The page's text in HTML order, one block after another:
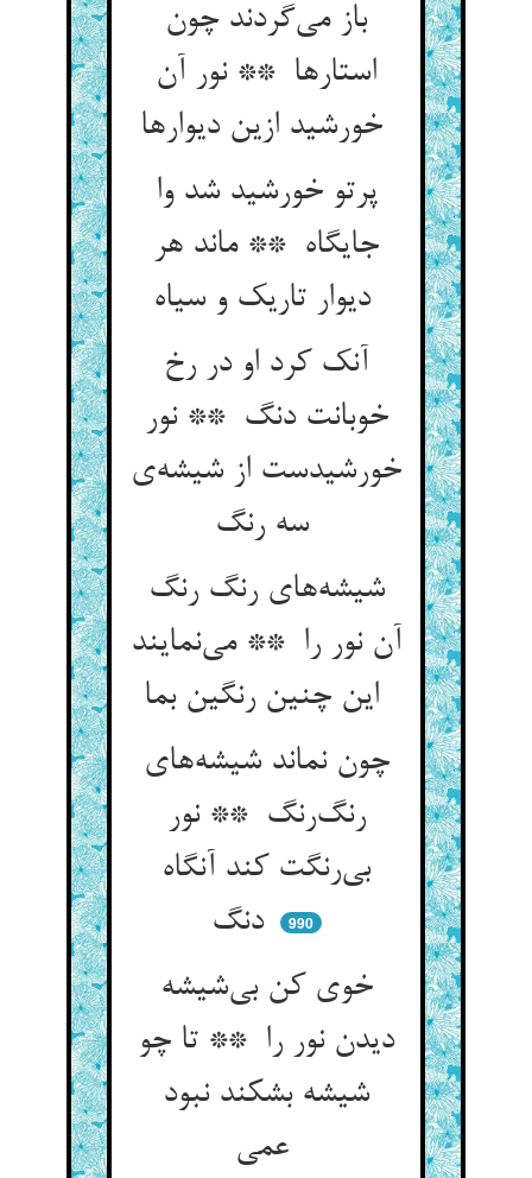
باز می‌گردند چون
استارها ** نور آن
پرتو خورشید شد وا
جایگاه ** ماند هر
دیوار تاریک و سیاه
آنک کرد او در رخ
خوبانت دنگ ** نور
خورشیدست از شیشه‌ی
سه رنگ
شیشه‌های رنگ رنگ
آن نور را ** می‌نمایند
چون نماند شیشه‌های
رنگ‌رنگ ** نور
بی‌رنگت کند آنگاه
دنگ
990
خوی کن بی‌شیشه
دیدن نور را ** تا چو
شیشه بشکند نبود
عمی